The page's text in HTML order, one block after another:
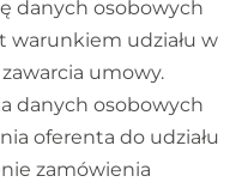
danych osobowych
warunkiem udziału w
umowy.
danych osobowych
oferenta do udziału
zamówienia